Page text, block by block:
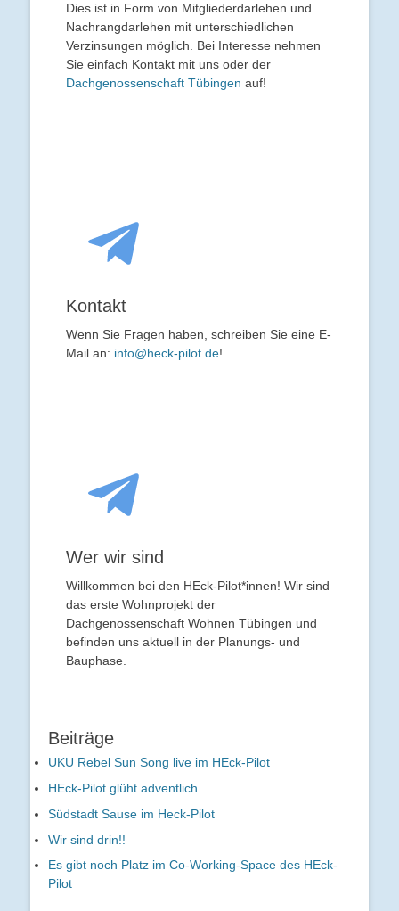
Dies ist in Form von Mitgliederdarlehen und
Nachrangdarlehen mit unterschiedlichen
Verzinsungen möglich. Bei Interesse nehmen
Sie einfach Kontakt mit uns oder der
Dachgenossenschaft Tübingen auf!
Kontakt
Wenn Sie Fragen haben, schreiben Sie eine E-
Mail an: info@heck-pilot.de!
Wer wir sind
Willkommen bei den HEck-Pilot*innen! Wir sind
das erste Wohnprojekt der
Dachgenossenschaft Wohnen Tübingen und
befinden uns aktuell in der Planungs- und
Bauphase.
Beiträge
UKU Rebel Sun Song live im HEck-Pilot
HEck-Pilot glüht adventlich
Südstadt Sause im Heck-Pilot
Wir sind drin!!
Es gibt noch Platz im Co-Working-Space des HEck-
Pilot